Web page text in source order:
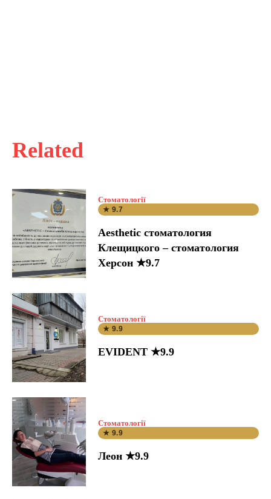
Related
Стоматології
★ 9.7
Aesthetic стоматология
Клещицкого – стоматология
Херсон ★9.7
Стоматології
★ 9.9
EVIDENT ★9.9
Стоматології
★ 9.9
Леон ★9.9